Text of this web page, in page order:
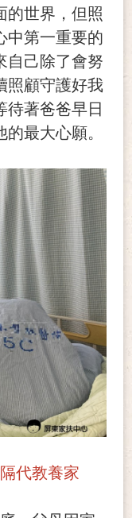
的世界，但照
中第一重要的
自己除了會努
照顧守護好我
待著爸爸早日
最大心願。
代教養家